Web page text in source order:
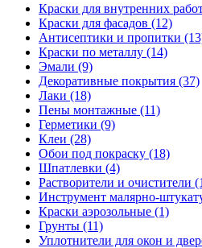
Краски для внутренних
Краски для фасадов (12)
Антисептики и пропитки
Краски по металлу (14)
Эмали (9)
Декоративные покрытия (37)
Лаки (18)
Пены монтажные (11)
Герметики (9)
Клеи (28)
Обои под покраску (18)
Шпатлевки (4)
Растворители и очистители
Инструмент малярно-
Краски аэрозольные (1)
Грунты (11)
Уплотнители для окон и